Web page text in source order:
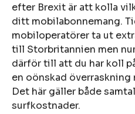
efter Brexit är att kolla
ditt mobilabonnemang.
mobiloperatörer ta ut
till Storbritannien men
därför till att du har koll
en oönskad överraskning
Det här gäller både
surfkostnader.